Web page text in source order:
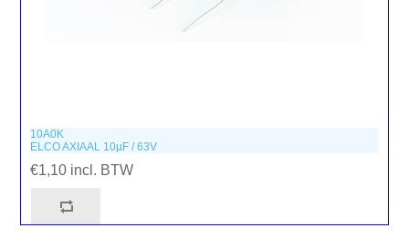
10A0K
ELCO AXIAAL 10µF / 63V
€1,10 incl. BTW